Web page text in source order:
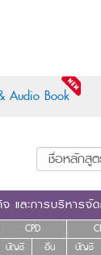
Audio Book
และการบริหารจั
CPD
บัญชี อื่น บัญชี